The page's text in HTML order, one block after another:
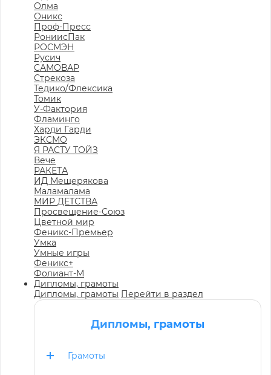
Олма
Оникс
Проф-Пресс
РониисПак
РОСМЭН
Русич
САМОВАР
Стрекоза
Тедико/Флексика
Томик
У-Фактория
Фламинго
Харди Гарди
ЭКСМО
Я РАСТУ ТОЙЗ
Вече
РАКЕТА
ИД Мещерякова
Маламалама
МИР ДЕТСТВА
Просвещение-Союз
Цветной мир
Феникс-Премьер
Умка
Умные игры
Феникс+
Фолиант-М
Дипломы, грамоты
Дипломы, грамоты Перейти в раздел
Дипломы, грамоты
Грамоты